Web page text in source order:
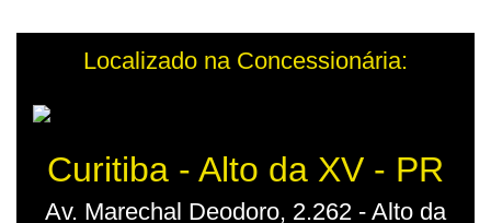
Localizado na Concessionária:
Curitiba - Alto da XV - PR
Av. Marechal Deodoro, 2.262 - Alto da